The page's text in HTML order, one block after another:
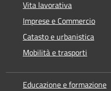
Vita lavorativa
Imprese e Commercio
Catasto e urbanistica
Mobilità e trasporti
Educazione e formazione